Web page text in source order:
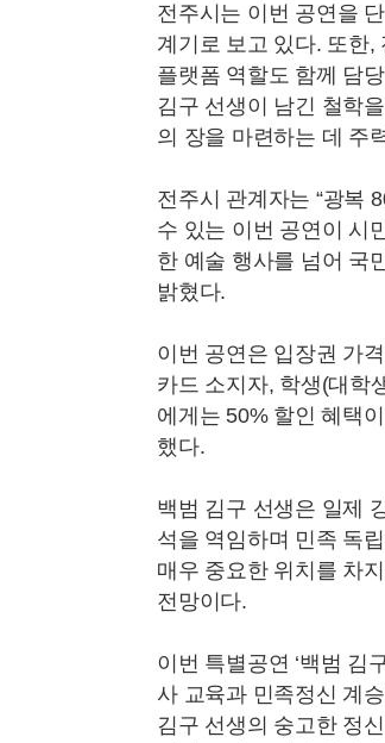
전주시는 이번 공연을
계기로 보고 있다. 또한
플랫폼 역할도 함께 담
김구 선생이 남긴 철학
의 장을 마련하는 데 주
전주시 관계자는 “광복
수 있는 이번 공연이 시
한 예술 행사를 넘어 국
밝혔다.
이번 공연은 입장권 가
카드 소지자, 학생(대학
에게는 50% 할인 혜택
했다.
백범 김구 선생은 일제
석을 역임하며 민족 독
매우 중요한 위치를 차
전망이다.
이번 특별공연 ‘백범 김
사 교육과 민족정신 계
김구 선생의 숭고한 정